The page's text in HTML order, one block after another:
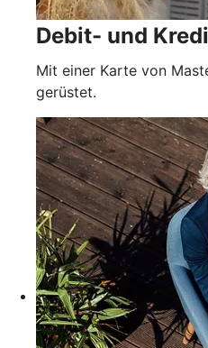
Debit- und
Mit einer Karte von
gerüstet.